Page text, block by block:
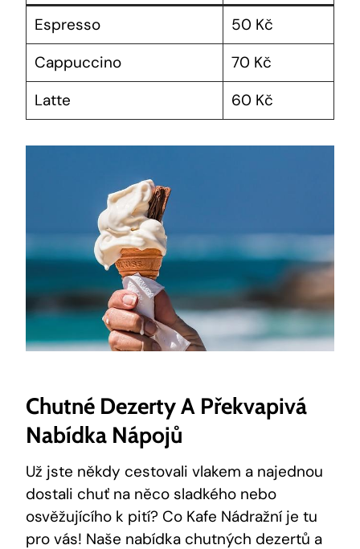
Espresso
50 Kč
Cappuccino
70 Kč
Latte
60 Kč
Chutné Dezerty A Překvapivá
Nabídka Nápojů
Už jste někdy cestovali vlakem a najednou
dostali chuť na něco sladkého nebo
osvěžujícího k pití? Co Kafe Nádražní je tu
pro vás! Naše nabídka chutných dezertů a